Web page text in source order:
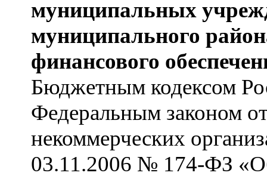
муниципальных
муниципального
финансового
Бюджетным кодексом
Федеральным законом
некоммерческих
03.11.2006 № 174-ФЗ